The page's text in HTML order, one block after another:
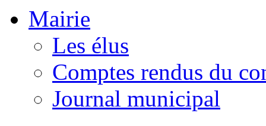
Mairie
Les élus
Comptes rendus du
Journal municipal